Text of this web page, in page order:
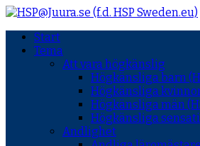
Start
Tema
Att vara högkänslig
Högkänsliga barn
Högkänsliga
Högkänsliga män
Högkänsliga
Andlighet